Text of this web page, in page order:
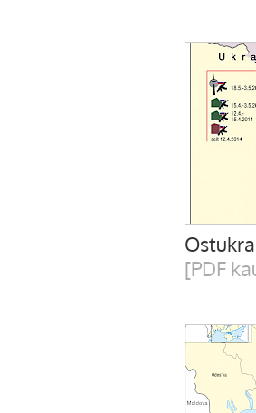
[PDF